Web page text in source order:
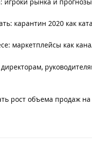
карантин 2020 как
маркетплейсы как
рост объема продаж